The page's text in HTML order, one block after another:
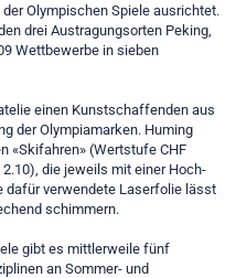
Olympischen Spiele ausrichtet.
drei Austragungsorten Peking,
Wettbewerbe in sieben
einen Kunstschaffenden aus
der Olympiamarken. Huming
«Skifahren» (Wertstufe CHF
die jeweils mit einer Hoch-
dafür verwendete Laserfolie lässt
schimmern.
gibt es mittlerweile fünf
an Sommer- und